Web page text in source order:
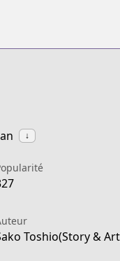
↓
Toshio(Story &